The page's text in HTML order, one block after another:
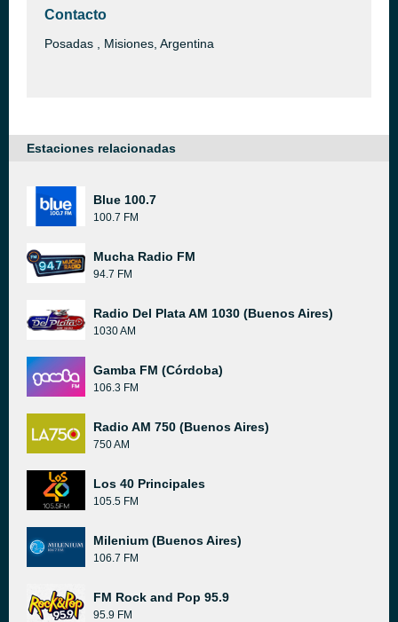
Contacto
Posadas , Misiones, Argentina
Estaciones relacionadas
Blue 100.7
100.7 FM
Mucha Radio FM
94.7 FM
Radio Del Plata AM 1030 (Buenos Aires)
1030 AM
Gamba FM (Córdoba)
106.3 FM
Radio AM 750 (Buenos Aires)
750 AM
Los 40 Principales
105.5 FM
Milenium (Buenos Aires)
106.7 FM
FM Rock and Pop 95.9
95.9 FM